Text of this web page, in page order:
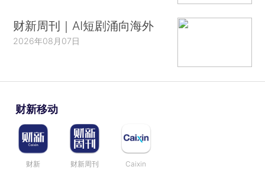
财新周刊｜AI短剧涌向海外
2026年08月07日
财新移动
财新 财新周刊 Caixin